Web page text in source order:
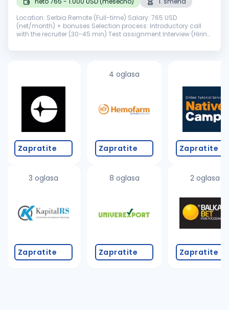
Location: Serbia Remote (Full-time) Salary: 765 USD
(net/month) + bonuses Selection process: Introductory call
with the recruiter (30-45 min) Test assignment Interview (Hiring
helps leading...
Zapratite
3 oglasa
Zapratite
4 oglasa
Zapratite
8 oglasa
Zapratite
Zapratite
2 oglasa
Zapratite